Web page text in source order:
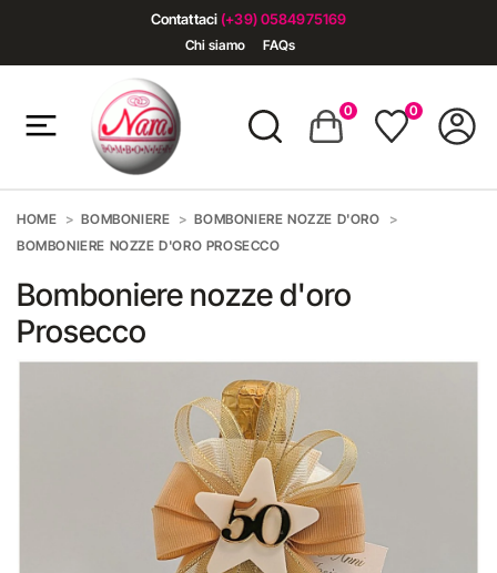
Contattaci (+39) 0584975169
Chi siamo FAQs
0 0
HOME BOMBONIERE
BOMBONIERE NOZZE D'ORO
BOMBONIERE NOZZE D'ORO PROSECCO
Bomboniere nozze d'oro
Prosecco